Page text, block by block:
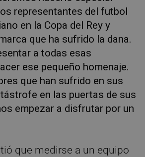
representantes del futbol
en la Copa del Rey y
que ha sufrido la dana.
a todas esas
ese pequeño homenaje.
que han sufrido en sus
en las puertas de sus
empezar a disfrutar por un
que medirse a un equipo